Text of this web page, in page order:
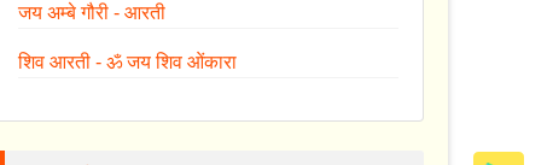
जय अम्बे गौरी - आरती
शिव आरती - ॐ जय शिव ओंकारा